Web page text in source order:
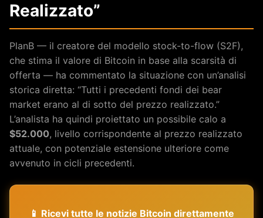
Realizzato”
PlanB — il creatore del modello stock-to-flow (S2F),
che stima il valore di Bitcoin in base alla scarsità di
offerta — ha commentato la situazione con un’analisi
storica diretta: “Tutti i precedenti fondi dei bear
market erano al di sotto del prezzo realizzato.”
L’analista ha quindi proiettato un possibile calo a
$52.000, livello corrispondente al prezzo realizzato
attuale, con potenziale estensione ulteriore come
avvenuto in cicli precedenti.
📱 Ricevi tutte le notizie Bitcoin direttamente